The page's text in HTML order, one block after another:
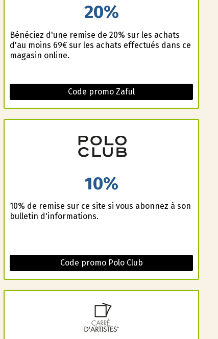
20%
Bénéficiez d'une remise de 20% sur les achats
d'au moins 69€ sur les achats effectués dans ce
magasin online.
Code promo Zaful
10%
10% de remise sur ce site si vous abonnez à son
bulletin d'informations.
Code promo Polo Club